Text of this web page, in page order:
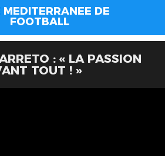
MEDITERRANEE DE
FOOTBALL
: « LA PASSION
TOUT ! »